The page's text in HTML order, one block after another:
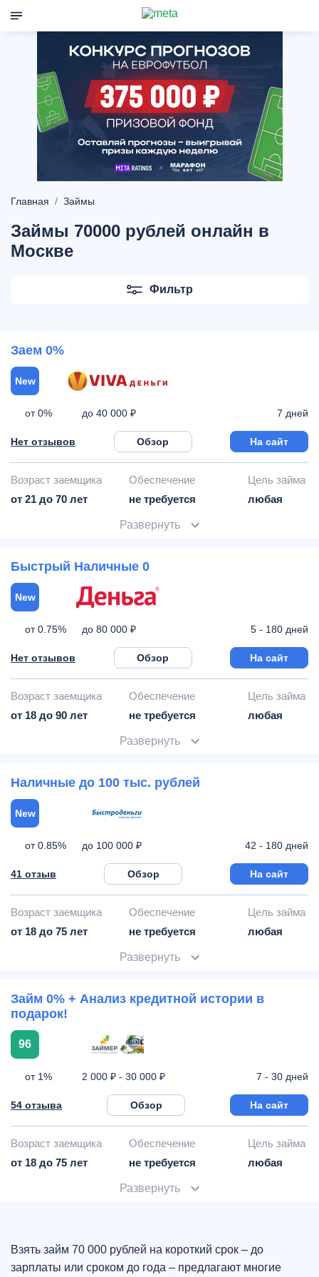
Главная Займы
Займы 70000 рублей онлайн в
Москве
Фильтр
Заем 0%
New
от 0% до 40 000 ₽ 7 дней
Нет отзывов Обзор На сайт
Возраст заемщика Обеспечение
Цель займа
от 21 до 70 лет
не требуется любая
Развернуть
Быстрый Наличные 0
New
от 0.75% до 80 000 ₽ 5 - 180 дней
Нет отзывов Обзор На сайт
Возраст заемщика Обеспечение
Цель займа
от 18 до 90 лет
не требуется любая
Развернуть
Наличные до 100 тыс. рублей
New
от 0.85% до 100 000 ₽ 42 - 180 дней
41 отзыв Обзор На сайт
Возраст заемщика Обеспечение
Цель займа
от 18 до 75 лет
не требуется любая
Развернуть
Займ 0% + Анализ кредитной истории в
подарок!
96
от 1% 2 000 ₽ - 30 000 ₽ 7 - 30 дней
54 отзыва Обзор На сайт
Возраст заемщика Обеспечение
Цель займа
от 18 до 75 лет
не требуется любая
Развернуть
Взять займ 70 000 рублей на короткий срок – до
зарплаты или сроком до года – предлагают многие